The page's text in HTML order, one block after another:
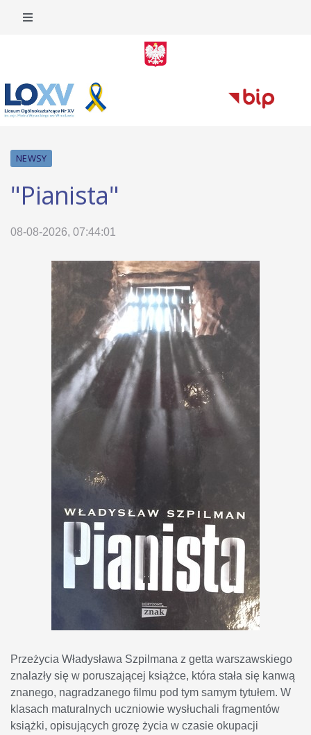
NEWSY
"Pianista"
08-08-2026, 07:44:01
Przeżycia Władysława Szpilmana z getta warszawskiego
znalazły się w poruszającej książce, która stała się kanwą
znanego, nagradzanego filmu pod tym samym tytułem. W
klasach maturalnych uczniowie wysłuchali fragmentów
książki, opisujących grozę życia w czasie okupacji